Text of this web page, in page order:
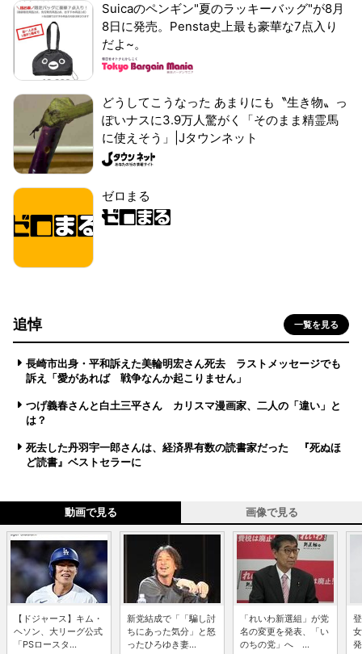
Suicaのペンギン"夏のラッキーバッグ"が8月
8日に発売。Pensta史上最も豪華な7点入り
だよ~。
どうしてこうなった あまりにも〝生き物〟っ
ぽいナスに3.9万人驚がく「そのまま精霊馬
に使えそう」|Jタウンネット
ゼロまる
追悼 一覧を見る
長崎市出身・平和訴えた美輪明宏さん死去 ラストメッセージでも
訴え「愛があれば 戦争なんか起こりません」
つげ義春さんと白土三平さん カリスマ漫画家、二人の「違い」と
は？
死去した丹羽宇一郎さんは、経済界有数の読書家だった 『死ぬほ
ど読書』ベストセラーに
動画で見る 画像で見る
【ドジャース】キム・
ヘソン、大リーグ公式
「PSロースタ...
新党結成で「「騙し討
ちにあった気分」と怒
ったひろゆき妻...
「れいわ新選組」が党
名の変更を発表、「い
のちの党」へ ...